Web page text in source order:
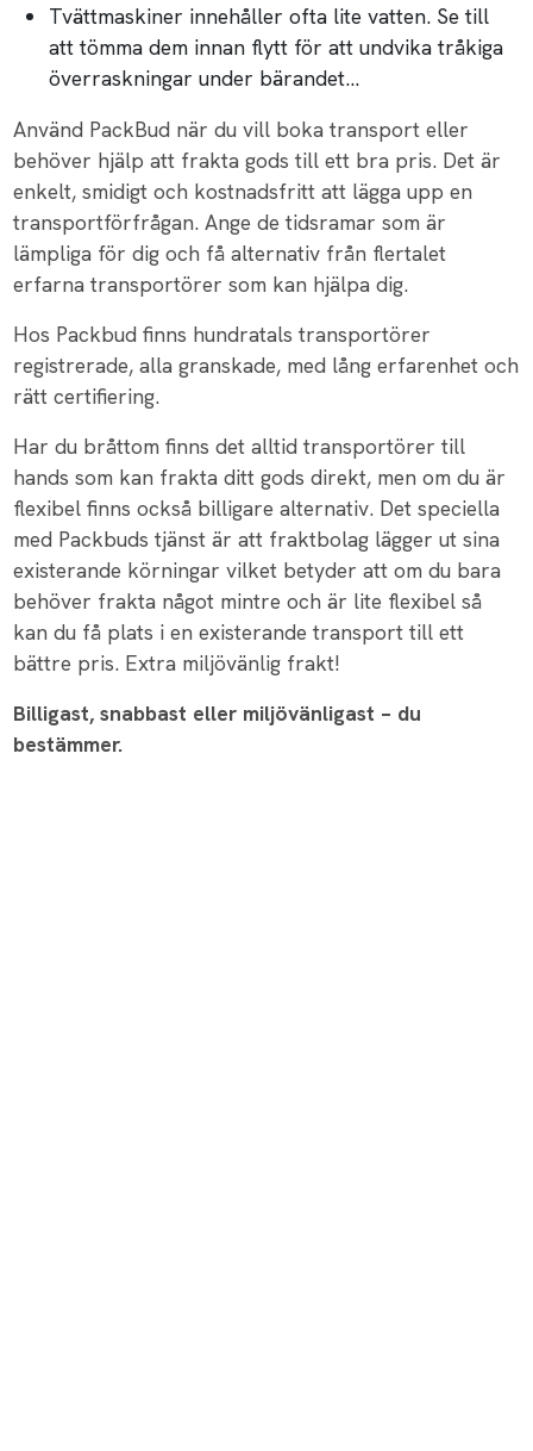
Tvättmaskiner innehåller ofta lite vatten. Se till
att tömma dem innan flytt för att undvika tråkiga
överraskningar under bärandet...
Använd PackBud när du vill boka transport eller
behöver hjälp att frakta gods till ett bra pris. Det är
enkelt, smidigt och kostnadsfritt att lägga upp en
transportförfrågan. Ange de tidsramar som är
lämpliga för dig och få alternativ från flertalet
erfarna transportörer som kan hjälpa dig.
Hos Packbud finns hundratals transportörer
registrerade, alla granskade, med lång erfarenhet och
rätt certifiering.
Har du bråttom finns det alltid transportörer till
hands som kan frakta ditt gods direkt, men om du är
flexibel finns också billigare alternativ. Det speciella
med Packbuds tjänst är att fraktbolag lägger ut sina
existerande körningar vilket betyder att om du bara
behöver frakta något mintre och är lite flexibel så
kan du få plats i en existerande transport till ett
bättre pris. Extra miljövänlig frakt!
Billigast, snabbast eller miljövänligast – du
bestämmer.